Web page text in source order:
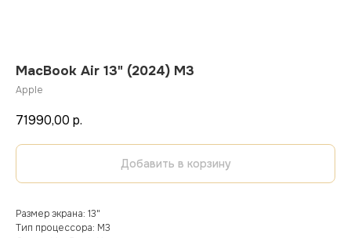
MacBook Air 13" (2024) M3
Apple
71990,00 р.
Добавить в корзину
Размер экрана: 13"
Тип процессора: M3